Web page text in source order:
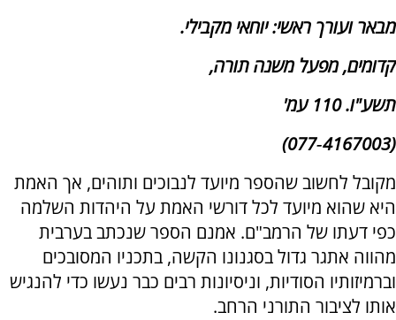
מבאר ועורך ראשי: יוחאי מקבילי.
קדומים, מפעל משנה תורה,
תשע"ו. 110 עמ'
(4167003‑077)
מקובל לחשוב שהספר מיועד לנבוכים ותוהים, אך האמת
היא שהוא מיועד לכל דורשי האמת על היהדות השלמה
כפי דעתו של הרמב"ם. אמנם הספר שנכתב בערבית
מהווה אתגר גדול בסגנונו הקשה, בתכניו המסובכים
וברמיזותיו הסודיות, וניסיונות רבים כבר נעשו כדי להנגיש
אותו לציבור התורני הרחב.